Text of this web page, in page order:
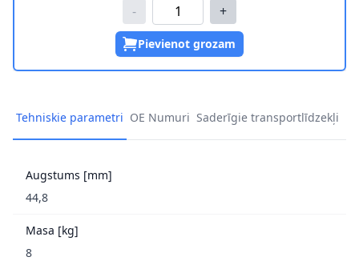
- +
Pievienot grozam
Tehniskie parametri OE Numuri Saderīgie transportlīdzekļi
Augstums [mm]
44,8
Masa [kg]
8